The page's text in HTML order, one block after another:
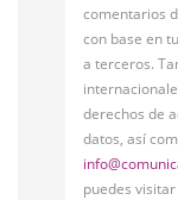
comentarios
con base en
a terceros.
derechos de
datos, así
puedes